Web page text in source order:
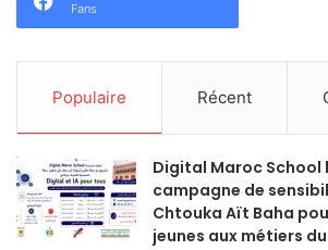
Fans
Populaire Récent
Digital Maroc School
campagne de
Chtouka Aït Baha
jeunes aux métiers